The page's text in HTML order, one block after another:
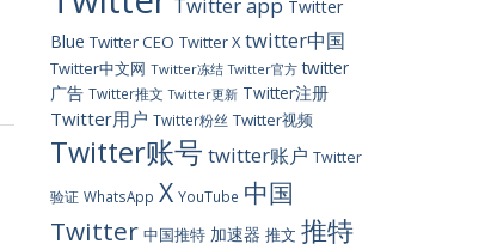
Twitter
Blue Twitter CEO Twitter X twitter中国
Twitter中文网 Twitter冻结 Twitter官方 twitter
广告 Twitter推文 Twitter更新 Twitter注册
Twitter用户 Twitter粉丝 Twitter视频
Twitter账号 twitter账户 Twitter
验证 WhatsApp X YouTube 中国
Twitter 中国推特 加速器 推文 推特